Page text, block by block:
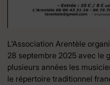
L’Association Arentèle
28 septembre 2025 avec le
plusieurs années les
le répertoire traditionnel